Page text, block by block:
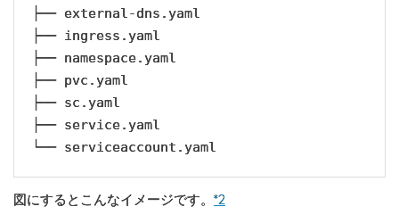
├── external-dns.yaml
├── ingress.yaml
├── namespace.yaml
├── pvc.yaml
├── sc.yaml
├── service.yaml
└── serviceaccount.yaml
図にするとこんなイメージです。 *2